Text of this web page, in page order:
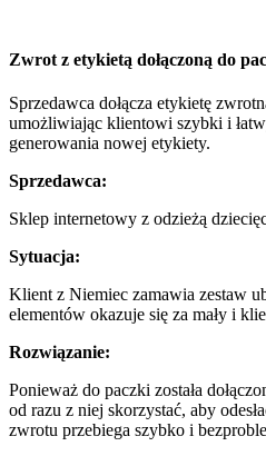
Zwrot z etykietą dołączoną do
Sprzedawca dołącza etykietę
umożliwiając klientowi szybki i
generowania nowej etykiety.
Sprzedawca:
Sklep internetowy z odzieżą
Sytuacja:
Klient z Niemiec zamawia zestaw
elementów okazuje się za mały i
Rozwiązanie:
Ponieważ do paczki została
od razu z niej skorzystać, aby
zwrotu przebiega szybko i